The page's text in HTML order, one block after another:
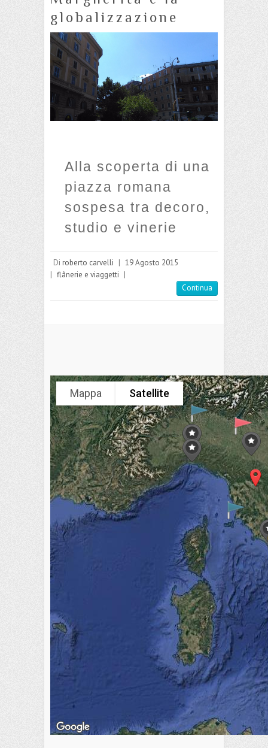
globalizzazione
Alla scoperta di una
piazza romana
sospesa tra decoro,
studio e vinerie
Di roberto carvelli | 19 Agosto 2015
| flânerie e viaggetti |
Continua
Mappa Satellite